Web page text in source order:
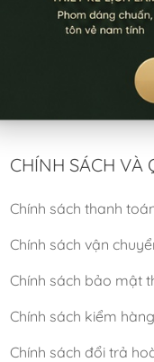
CHÍNH SÁCH VÀ
Chính sách thanh
Chính sách vận
Chính sách bảo mật
Chính sách kiểm hàng
Chính sách đổi trả